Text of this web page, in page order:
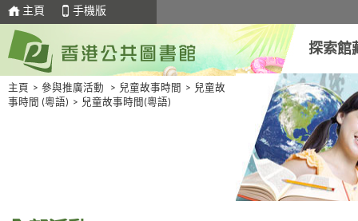
主頁 手機版
探索館
主頁 > 參與推廣活動 > 兒童故事時間 > 兒童故
事時間 (粵語) > 兒童故事時間(粵語)